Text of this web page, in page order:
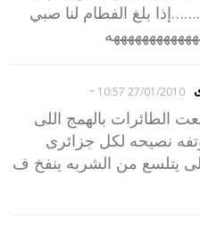
بلغ الفطام لنا صبي
27/01/2010 10:57
-
الطائرات بالهمج اللى
نصيحه لكل جزائرى
يتلسع من الشربه ينفخ ف